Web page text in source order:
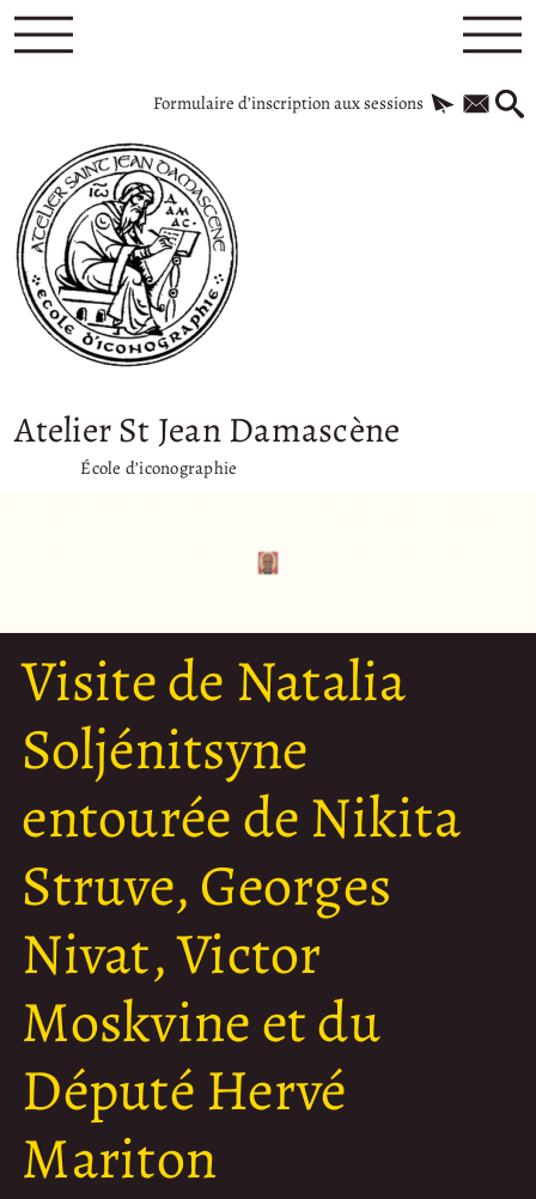
Formulaire d’inscription aux sessions
Atelier St Jean Damascène
École d’iconographie
Visite de Natalia
Soljénitsyne
entourée de Nikita
Struve, Georges
Nivat, Victor
Moskvine et du
Député Hervé
Mariton